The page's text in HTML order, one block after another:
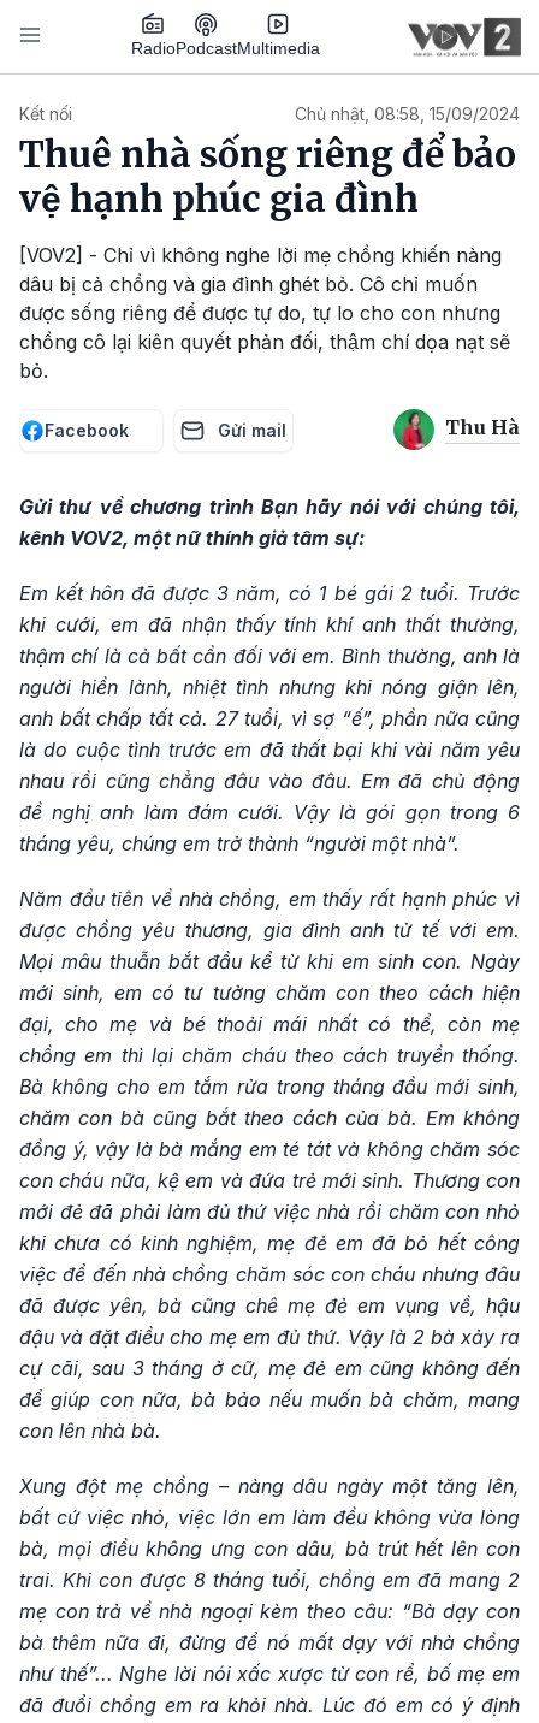
Nhảy đến nội dung
RadioPodcastMultimedia
Kết nối Chủ nhật, 08:58, 15/09/2024
Thuê nhà sống riêng để bảo
vệ hạnh phúc gia đình
[VOV2] - Chỉ vì không nghe lời mẹ chồng khiến nàng
dâu bị cả chồng và gia đình ghét bỏ. Cô chỉ muốn
được sống riêng để được tự do, tự lo cho con nhưng
chồng cô lại kiên quyết phản đối, thậm chí dọa nạt sẽ
bỏ.
Facebook Gửi mail Thu Hà
Gửi thư về chương trình Bạn hãy nói với chúng tôi,
kênh VOV2, một nữ thính giả tâm sự:
Em kết hôn đã được 3 năm, có 1 bé gái 2 tuổi. Trước
khi cưới, em đã nhận thấy tính khí anh thất thường,
thậm chí là cả bất cần đối với em. Bình thường, anh là
người hiền lành, nhiệt tình nhưng khi nóng giận lên,
anh bất chấp tất cả. 27 tuổi, vì sợ “ế”, phần nữa cũng
là do cuộc tình trước em đã thất bại khi vài năm yêu
nhau rồi cũng chẳng đâu vào đâu. Em đã chủ động
đề nghị anh làm đám cưới. Vậy là gói gọn trong 6
tháng yêu, chúng em trở thành “người một nhà”.
Năm đầu tiên về nhà chồng, em thấy rất hạnh phúc vì
được chồng yêu thương, gia đình anh tử tế với em.
Mọi mâu thuẫn bắt đầu kể từ khi em sinh con. Ngày
mới sinh, em có tư tưởng chăm con theo cách hiện
đại, cho mẹ và bé thoải mái nhất có thể, còn mẹ
chồng em thì lại chăm cháu theo cách truyền thống.
Bà không cho em tắm rửa trong tháng đầu mới sinh,
chăm con bà cũng bắt theo cách của bà. Em không
đồng ý, vậy là bà mắng em té tát và không chăm sóc
con cháu nữa, kệ em và đứa trẻ mới sinh. Thương con
mới đẻ đã phải làm đủ thứ việc nhà rồi chăm con nhỏ
khi chưa có kinh nghiệm, mẹ đẻ em đã bỏ hết công
việc để đến nhà chồng chăm sóc con cháu nhưng đâu
đã được yên, bà cũng chê mẹ đẻ em vụng về, hậu
đậu và đặt điều cho mẹ em đủ thứ. Vậy là 2 bà xảy ra
cự cãi, sau 3 tháng ở cữ, mẹ đẻ em cũng không đến
để giúp con nữa, bà bảo nếu muốn bà chăm, mang
con lên nhà bà.
Xung đột mẹ chồng – nàng dâu ngày một tăng lên,
bất cứ việc nhỏ, việc lớn em làm đều không vừa lòng
bà, mọi điều không ưng con dâu, bà trút hết lên con
trai. Khi con được 8 tháng tuổi, chồng em đã mang 2
mẹ con trả về nhà ngoại kèm theo câu: “Bà dạy con
bà thêm nữa đi, đừng để nó mất dạy với nhà chồng
như thế”... Nghe lời nói xấc xược từ con rể, bố mẹ em
đã đuổi chồng em ra khỏi nhà. Lúc đó em có ý định